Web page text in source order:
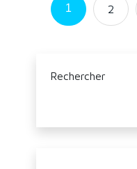
1 2
Rechercher